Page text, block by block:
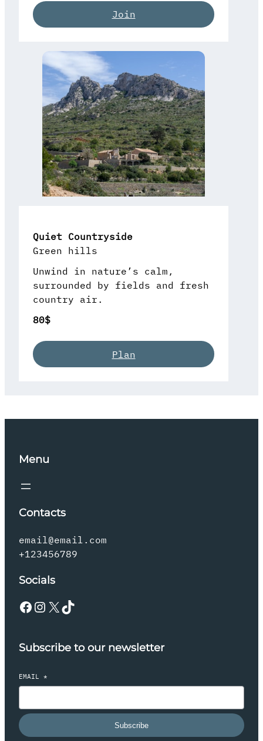
Join
Quiet Countryside
Green hills
Unwind in nature’s calm,
surrounded by fields and fresh
country air.
80$
Plan
Menu
Contacts
email@email.com
+123456789
Socials
Facebook Instagram X TikTok
Subscribe to our newsletter
EMAIL *
Subscribe